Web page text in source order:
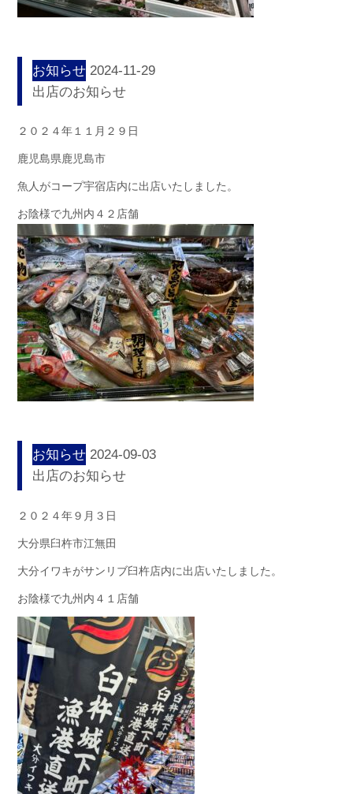
お知らせ 2024-11-29
出店のお知らせ
２０２４年１１月２９日
鹿児島県鹿児島市
魚人がコープ宇宿店内に出店いたしました。
お陰様で九州内４２店舗
お知らせ 2024-09-03
出店のお知らせ
２０２４年９月３日
大分県臼杵市江無田
大分イワキがサンリブ臼杵店内に出店いたしました。
お陰様で九州内４１店舗